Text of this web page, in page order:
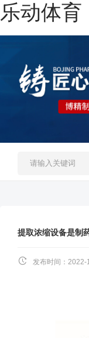
乐动体育
网站乐动体育
施工案例
人才招聘
提取浓缩设备是制
发布时间：